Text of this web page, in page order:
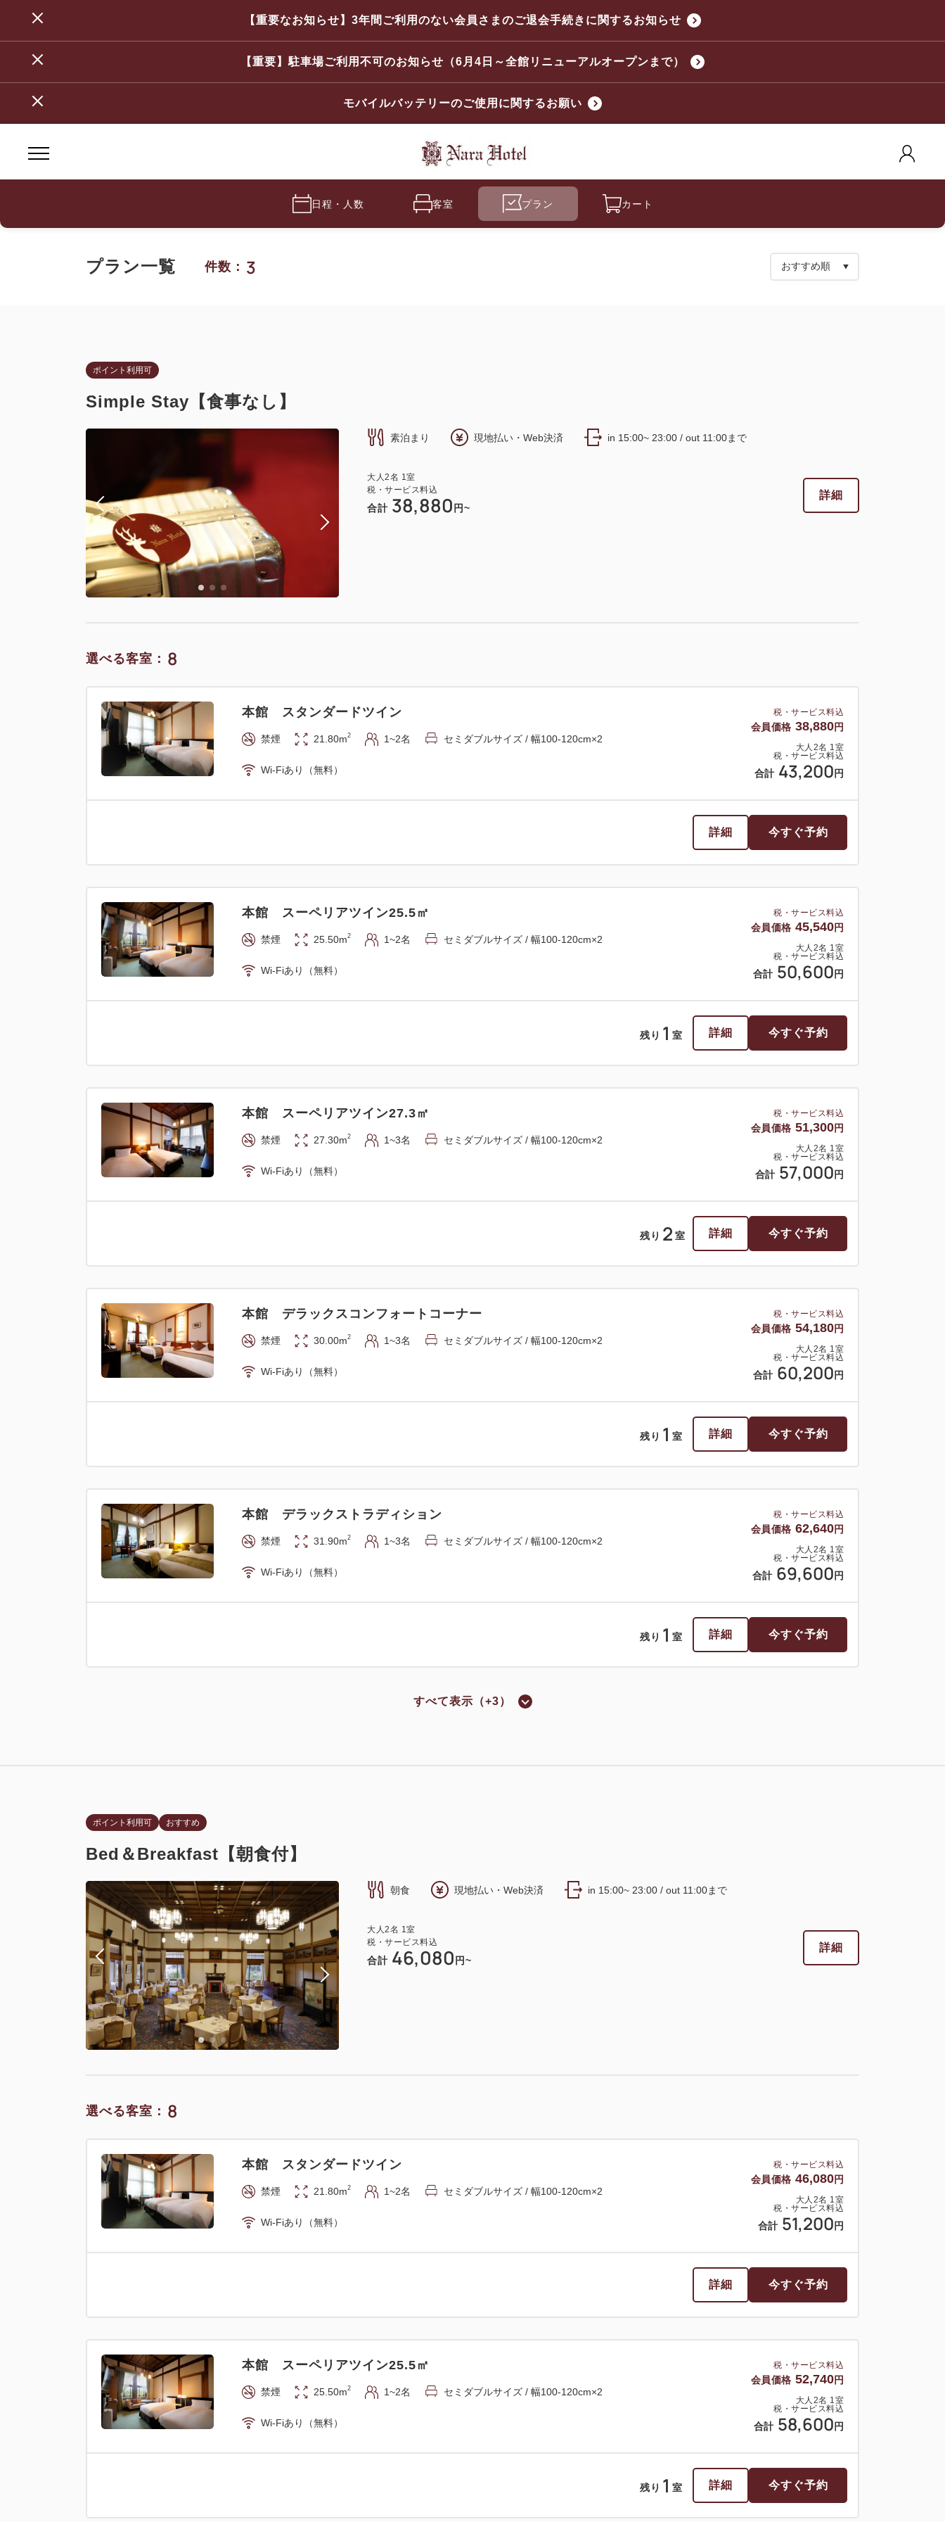
【重要なお知らせ】3年間ご利用のない会員さまのご退会手続きに関するお知らせ
【重要】駐車場ご利用不可のお知らせ（6月4日～全館リニューアルオープンまで）
モバイルバッテリーのご使用に関するお願い
日程・人数 客室 プラン カート
プラン一覧 件数： 3
ポイント利用可
Simple Stay【食事なし】
素泊まり 現地払い・Web決済 in 15:00~ 23:00 / out 11:00まで
大人2名 1室
税・サービス料込
合計 38,880 円~
詳細
選べる客室： 8
税・サービス料込
会員価格 38,880円
大人 2名 1室
税・サービス料込
合計 43,200 円
本館 スタンダードツイン
禁煙 21.80m2 1~2名 セミダブルサイズ / 幅100-120cm×2
Wi-Fiあり（無料）
詳細 今すぐ予約
税・サービス料込
会員価格 45,540円
大人 2名 1室
税・サービス料込
合計 50,600 円
本館 スーペリアツイン25.5㎡
禁煙 25.50m2 1~2名 セミダブルサイズ / 幅100-120cm×2
Wi-Fiあり（無料）
残り 1 室 詳細 今すぐ予約
税・サービス料込
会員価格 51,300円
大人 2名 1室
税・サービス料込
合計 57,000 円
本館 スーペリアツイン27.3㎡
禁煙 27.30m2 1~3名 セミダブルサイズ / 幅100-120cm×2
Wi-Fiあり（無料）
残り 2 室 詳細 今すぐ予約
税・サービス料込
会員価格 54,180円
大人 2名 1室
税・サービス料込
合計 60,200 円
本館 デラックスコンフォートコーナー
禁煙 30.00m2 1~3名 セミダブルサイズ / 幅100-120cm×2
Wi-Fiあり（無料）
残り 1 室 詳細 今すぐ予約
税・サービス料込
会員価格 62,640円
大人 2名 1室
税・サービス料込
合計 69,600 円
本館 デラックストラディション
禁煙 31.90m2 1~3名 セミダブルサイズ / 幅100-120cm×2
Wi-Fiあり（無料）
残り 1 室 詳細 今すぐ予約
142,380円
名1室
本館 プレミアムパノラマコーナー
禁煙 51.20m 1~4名
Wi-Fiあり（無料）
税・サービス料込
合計 379,600円
禁煙 87.00m2 1~2名 セミダブルサイズ / 幅100-120cm×2
Wi-Fiあり（無料）
今すぐ予約
すべて表示（+3）
ポイント利用可 おすすめ
Bed＆Breakfast【朝食付】
朝食 現地払い・Web決済 in 15:00~ 23:00 / out 11:00まで
大人2名 1室
税・サービス料込
合計 46,080 円~
詳細
選べる客室： 8
税・サービス料込
会員価格 46,080円
大人 2名 1室
税・サービス料込
合計 51,200 円
本館 スタンダードツイン
禁煙 21.80m2 1~2名 セミダブルサイズ / 幅100-120cm×2
Wi-Fiあり（無料）
詳細 今すぐ予約
税・サービス料込
会員価格 52,740円
大人 2名 1室
税・サービス料込
合計 58,600 円
本館 スーペリアツイン25.5㎡
禁煙 25.50m2 1~2名 セミダブルサイズ / 幅100-120cm×2
Wi-Fiあり（無料）
残り 1 室 詳細 今すぐ予約